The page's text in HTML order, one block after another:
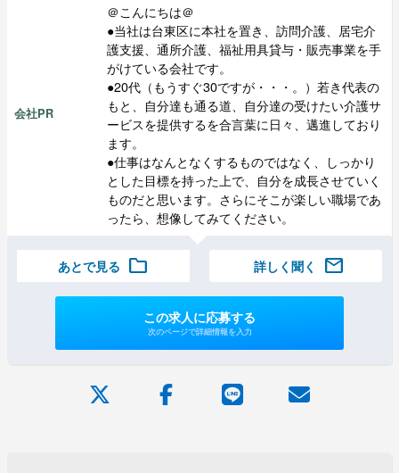
会社PR
＠こんにちは＠
●当社は台東区に本社を置き、訪問介護、居宅介
護支援、通所介護、福祉用具貸与・販売事業を手
がけている会社です。
●20代（もうすぐ30ですが・・・。）若き代表の
もと、自分達も通る道、自分達の受けたい介護サ
ービスを提供するを合言葉に日々、邁進しており
ます。
●仕事はなんとなくするものではなく、しっかり
とした目標を持った上で、自分を成長させていく
ものだと思います。さらにそこが楽しい職場であ
ったら、想像してみてください。
あとで見る folder 詳しく聞く mail
この求人に応募する
次のページで詳細情報を入力